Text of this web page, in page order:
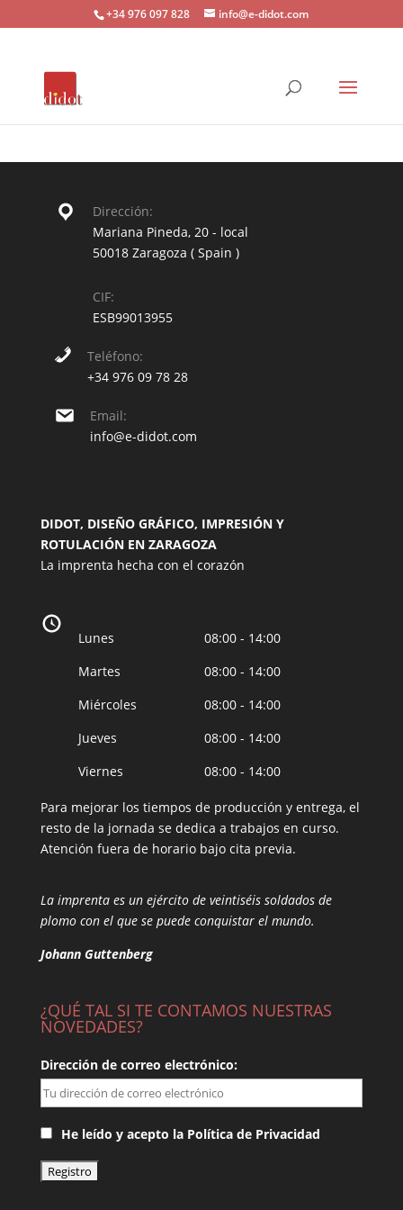
+34 976 097 828 info@e-didot.com
Dirección:
Mariana Pineda, 20 - local
50018 Zaragoza ( Spain )
CIF:
ESB99013955
Teléfono:
+34 976 09 78 28
Email:
info@e-didot.com
DIDOT, DISEÑO GRÁFICO, IMPRESIÓN Y
ROTULACIÓN EN ZARAGOZA
La imprenta hecha con el corazón
Lunes
08:00 - 14:00
Martes
08:00 - 14:00
Miércoles
08:00 - 14:00
Jueves
08:00 - 14:00
Viernes
08:00 - 14:00
Para mejorar los tiempos de producción y entrega, el
resto de la jornada se dedica a trabajos en curso.
Atención fuera de horario bajo cita previa.
La imprenta es un ejército de veintiséis soldados de
plomo con el que se puede conquistar el mundo.
Johann Guttenberg
¿QUÉ TAL SI TE CONTAMOS NUESTRAS
NOVEDADES?
Dirección de correo electrónico:
He leído y acepto la Política de Privacidad